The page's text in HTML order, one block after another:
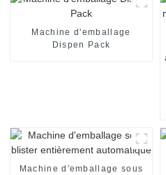
Machine d'emballage
Dispen Pack
Machine d'emballage sous